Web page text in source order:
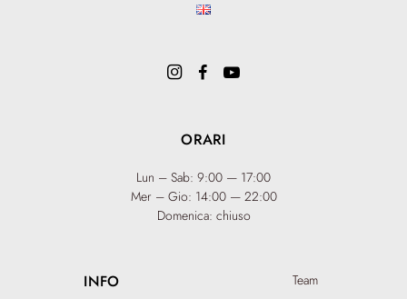
INFO
Team
ORARI
Lun – Sab: 9:00 — 17:00
Mer – Gio: 14:00 — 22:00
Domenica: chiuso